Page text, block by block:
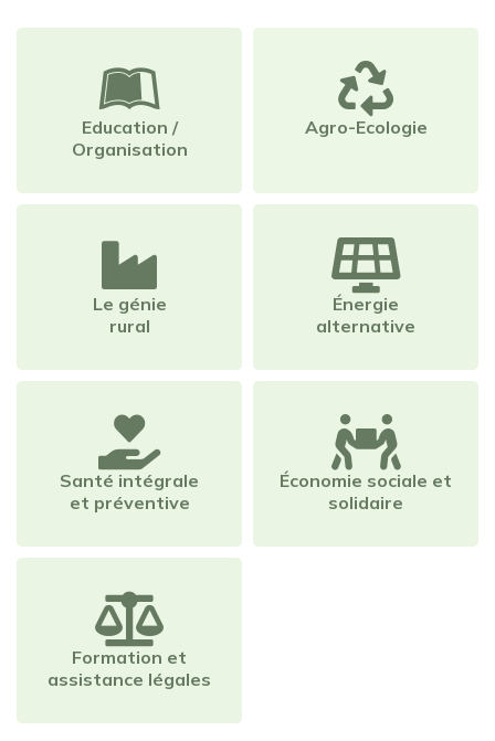
Education /
Organisation
Agro-Ecologie
Le génie
rural
Énergie
alternative
Santé intégrale
et préventive
Économie sociale et
solidaire
Formation et
assistance légales